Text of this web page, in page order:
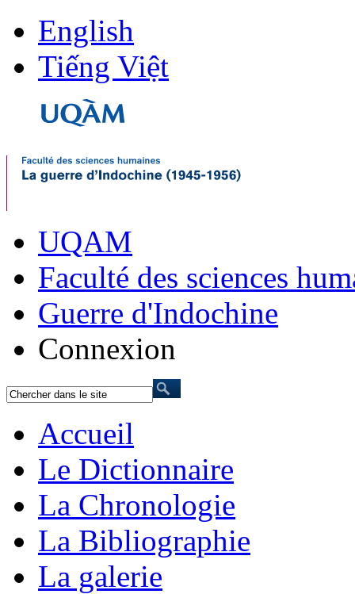
English
Tiếng Việt
UQAM
Faculté des sciences
Guerre d'Indochine
Connexion
Accueil
Le Dictionnaire
La Chronologie
La Bibliographie
La galerie